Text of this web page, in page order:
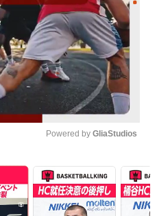
Powered by GliaStudios